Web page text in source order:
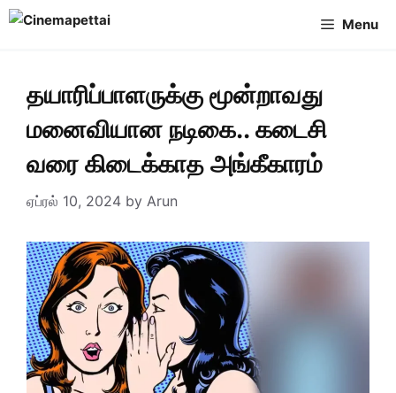
Skip
Menu
தயாரிப்பாளருக்கு மூன்றாவது
மனைவியான நடிகை.. கடைசி
வரை கிடைக்காத அங்கீகாரம்
ஏப்ரல் 10, 2024 by Arun